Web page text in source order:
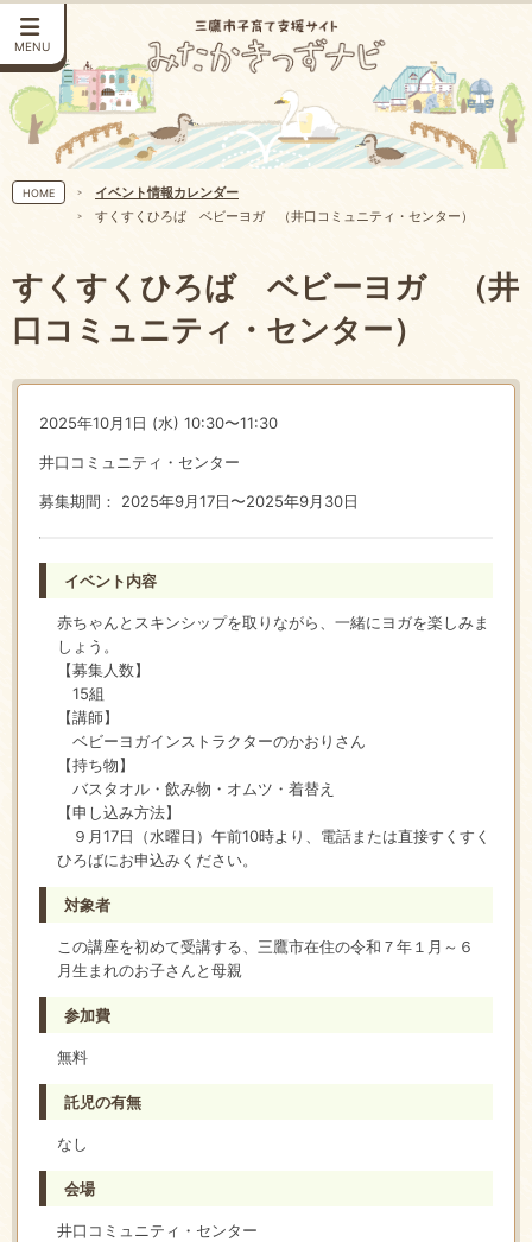
MENU
HOME
イベント情報カレンダー
すくすくひろば ベビーヨガ （井口コミュニティ・センター）
すくすくひろば ベビーヨガ （井
口コミュニティ・センター）
2025年10月1日 (水) 10:30〜11:30
井口コミュニティ・センター
募集期間： 2025年9月17日〜2025年9月30日
イベント内容
赤ちゃんとスキンシップを取りながら、一緒にヨガを楽しみま
しょう。
【募集人数】
15組
【講師】
ベビーヨガインストラクターのかおりさん
【持ち物】
バスタオル・飲み物・オムツ・着替え
【申し込み方法】
９月17日（水曜日）午前10時より、電話または直接すくすく
ひろばにお申込みください。
対象者
この講座を初めて受講する、三鷹市在住の令和７年１月～６
月生まれのお子さんと母親
参加費
無料
託児の有無
なし
会場
井口コミュニティ・センター